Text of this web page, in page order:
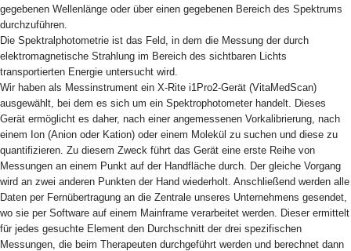
gegebenen Wellenlänge oder über einen gegebenen Bereich des Spektrums
durchzuführen.
Die Spektralphotometrie ist das Feld, in dem die Messung der durch
elektromagnetische Strahlung im Bereich des sichtbaren Lichts
transportierten Energie untersucht wird.
Wir haben als Messinstrument ein X-Rite i1Pro2-Gerät (VitaMedScan)
ausgewählt, bei dem es sich um ein Spektrophotometer handelt. Dieses
Gerät ermöglicht es daher, nach einer angemessenen Vorkalibrierung, nach
einem Ion (Anion oder Kation) oder einem Molekül zu suchen und diese zu
quantifizieren. Zu diesem Zweck führt das Gerät eine erste Reihe von
Messungen an einem Punkt auf der Handfläche durch. Der gleiche Vorgang
wird an zwei anderen Punkten der Hand wiederholt. Anschließend werden alle
Daten per Fernübertragung an die Zentrale unseres Unternehmens gesendet,
wo sie per Software auf einem Mainframe verarbeitet werden. Dieser ermittelt
für jedes gesuchte Element den Durchschnitt der drei spezifischen
Messungen, die beim Therapeuten durchgeführt werden und berechnet dann